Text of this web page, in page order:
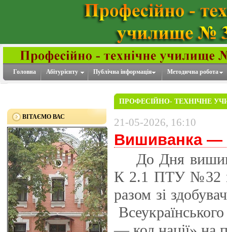
Головна Абітурієнту Публічна інформація Методична робота
ВІТАЄМО ВАС
ПРОФЕСІЙНО- ТЕХНІЧНЕ
21-05-2026, 16:10
Вишиванка —
До Дня
К 2.1 ПТУ №32
разом зі